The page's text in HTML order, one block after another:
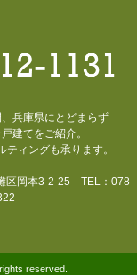
兵庫県にとどまらず
建てをご紹介。
ィングも承ります。
区岡本3-2-25 TEL：078-
reserved.